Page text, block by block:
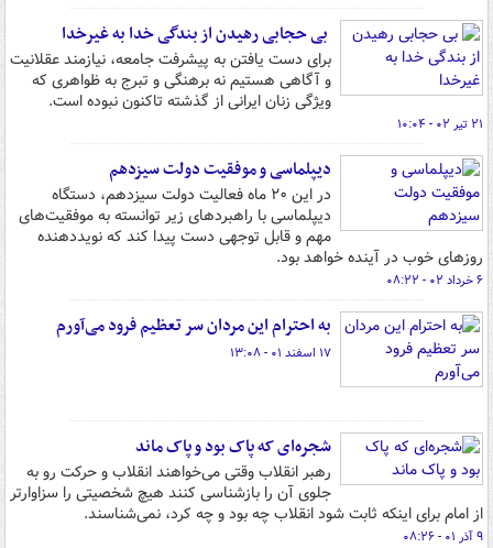
بی حجابی رهیدن از بندگی خدا به غیرخدا
برای دست یافتن به پیشرفت جامعه، نیازمند عقلانیت
و آگاهی هستیم نه برهنگی و تبرج به ظواهری که
ویژگی زنان ایرانی از گذشته تاکنون نبوده است.
۲۱ تیر ۰۲ - ۱۰:۰۴
دیپلماسی و موفقیت دولت سیزدهم
در این ۲۰ ماه فعالیت دولت سیزدهم، دستگاه
دیپلماسی با راهبردهای زیر توانسته به موفقیت‌های
مهم و قابل توجهی دست پیدا کند که نویددهنده
روزهای خوب در آینده خواهد بود.
۶ خرداد ۰۲ - ۰۸:۲۲
به احترام این مردان سر تعظیم فرود می‌آورم
۱۷ اسفند ۰۱ - ۱۳:۰۸
شجره‌ای که پاک بود و پاک ماند
رهبر انقلاب وقتی می‌خواهند انقلاب و حرکت رو به
جلوی آن را بازشناسی کنند هیچ شخصیتی را سزاوارتر
از امام برای اینکه ثابت شود انقلاب چه بود و چه کرد، نمی‌شناسند.
۹ آذر ۰۱ - ۰۸:۲۶